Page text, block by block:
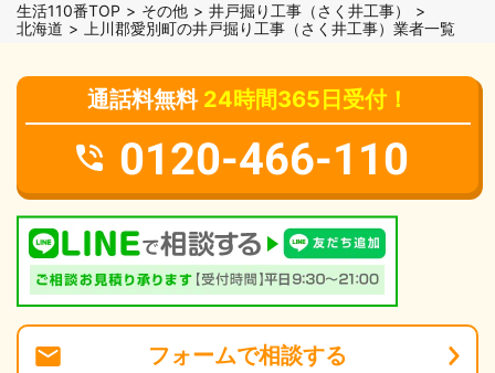
生活110番TOP その他
井戸掘り工事（さく井工事）
北海道
上川郡愛別町の井戸掘り工事（さく井工事）業者一覧
通話料無料 24時間365日受付！
0120-466-110
フォームで相談する